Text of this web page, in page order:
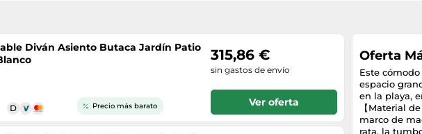
Diván Asiento Butaca Jardín Patio
Precio más barato
315,86 €
sin gastos de envío
Ver oferta
Oferta
Este
espacio
en la playa,
【Material
marco de
rata, la